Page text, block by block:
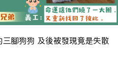
腳狗狗 及後被發現竟是失散